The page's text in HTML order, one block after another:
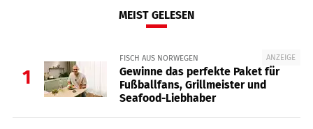
MEIST GELESEN
1
ANZEIGE
FISCH AUS NORWEGEN
Gewinne das perfekte Paket für
Fußballfans, Grillmeister und
Seafood-Liebhaber